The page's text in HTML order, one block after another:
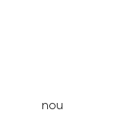
farebnou